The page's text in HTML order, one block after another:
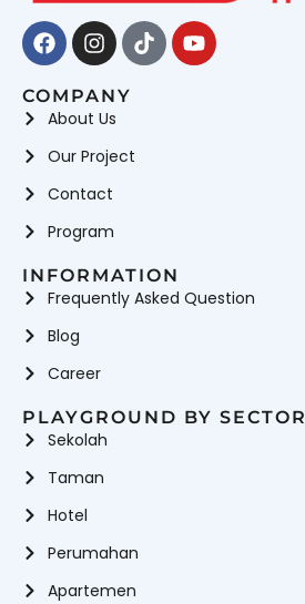
Facebook
Instagram
TiktokYoutube
COMPANY
About Us
Our Project
Contact
Program
INFORMATION
Frequently Asked Question
Blog
Career
PLAYGROUND BY SECTOR
Sekolah
Taman
Hotel
Perumahan
Apartemen